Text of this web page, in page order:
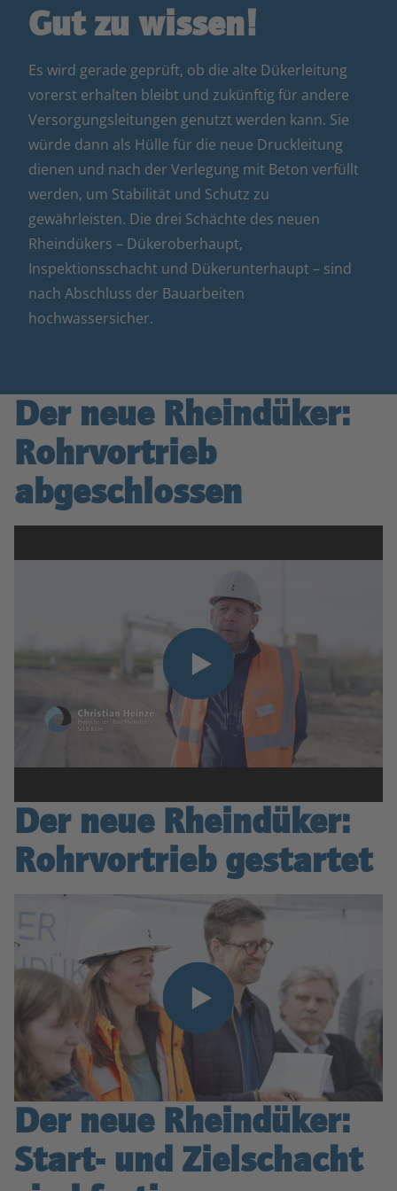
Gut zu wissen!
Es wird gerade geprüft, ob die alte Dükerleitung
vorerst erhalten bleibt und zukünftig für andere
Versorgungsleitungen genutzt werden kann. Sie
würde dann als Hülle für die neue Druckleitung
dienen und nach der Verlegung mit Beton verfüllt
werden, um Stabilität und Schutz zu
gewährleisten. Die drei Schächte des neuen
Rheindükers – Dükeroberhaupt,
Inspektionsschacht und Dükerunterhaupt – sind
nach Abschluss der Bauarbeiten
hochwassersicher.
Der neue Rheindüker:
Rohrvortrieb
abgeschlossen
Der neue Rheindüker:
Rohrvortrieb gestartet
Der neue Rheindüker:
Start- und Zielschacht